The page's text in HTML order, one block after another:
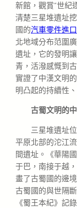
新館，觀賞“世紀
清楚三星堆遺址
國的汽車零件進
北地域分布范圍
遺址，它的發明
青，活潑感慨到
實證了中漢文明
明凸起的持續性
古蜀文明的
三星堆遺址
平原北部的沱江
間遺址。《華陽
于巴，南接于越
畫了古蜀國的邊
古蜀國的與世隔
《蜀王本紀》記